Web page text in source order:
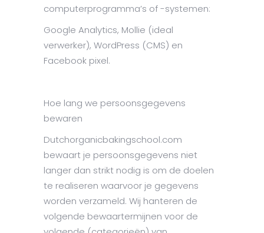
computerprogramma’s of -systemen:
Google Analytics, Mollie (ideal
verwerker), WordPress (CMS) en
Facebook pixel.
Hoe lang we persoonsgegevens
bewaren
Dutchorganicbakingschool.com
bewaart je persoonsgegevens niet
langer dan strikt nodig is om de doelen
te realiseren waarvoor je gegevens
worden verzameld. Wij hanteren de
volgende bewaartermijnen voor de